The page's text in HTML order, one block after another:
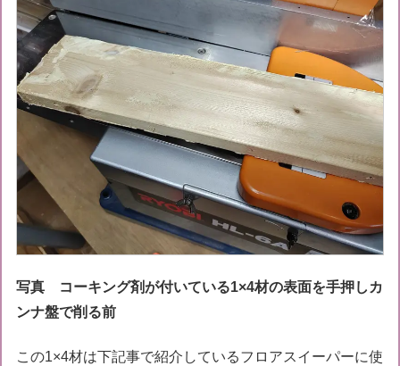
写真 コーキング剤が付いている1×4材の表面を手押しカ
ンナ盤で削る前
この1×4材は下記事で紹介しているフロアスイーパーに使